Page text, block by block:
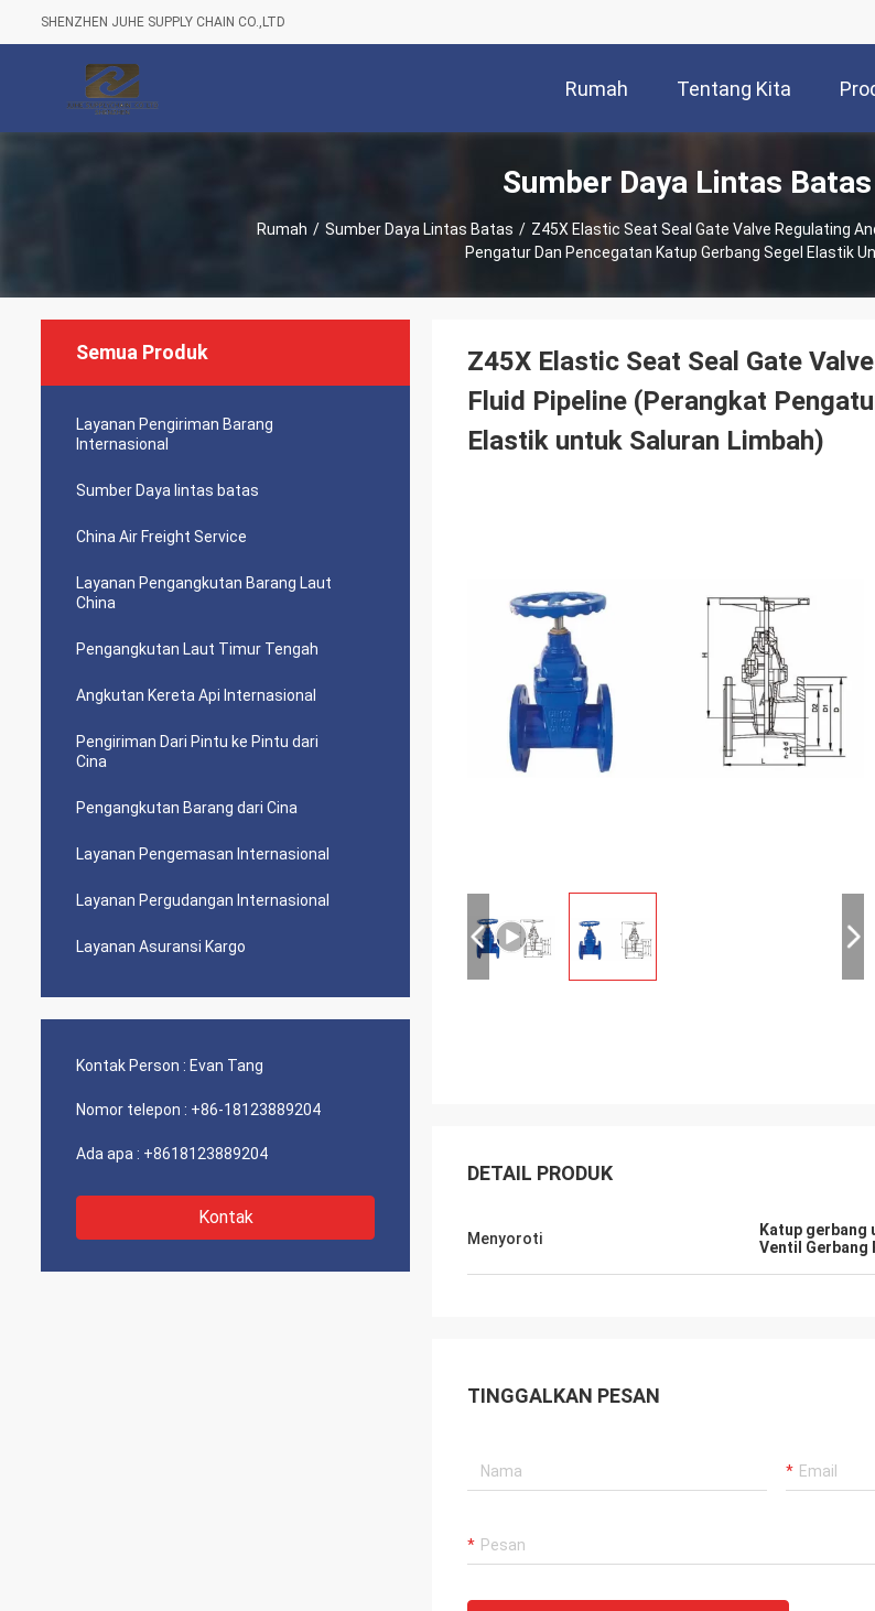
SHENZHEN JUHE SUPPLY CHAIN CO.,LTD
Rumah Tentang Kita
Sumber Daya Lintas
Rumah / Sumber Daya Lintas Batas / Z45X Elastic Seat Seal Gate Valve Regulating
Pengatur Dan Pencegatan Katup Gerbang Segel Elastik
Semua Produk
Layanan Pengiriman Barang
Internasional
Sumber Daya lintas batas
China Air Freight Service
Layanan Pengangkutan Barang Laut
China
Pengangkutan Laut Timur Tengah
Angkutan Kereta Api Internasional
Pengiriman Dari Pintu ke Pintu dari
Cina
Pengangkutan Barang dari Cina
Layanan Pengemasan Internasional
Layanan Pergudangan Internasional
Layanan Asuransi Kargo
Kontak Person : Evan Tang
Nomor telepon : +86-18123889204
Ada apa : +8618123889204
Kontak
Z45X Elastic Seat Seal Gate
Fluid Pipeline (Perangkat
Elastik untuk Saluran Limbah)
DETAIL PRODUK
Menyoroti Katup gerbang
Ventil Gerbang
TINGGALKAN PESAN